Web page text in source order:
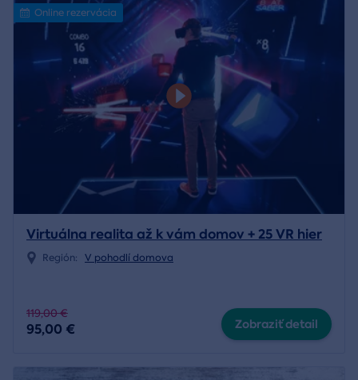
Online rezervácia
Virtuálna realita až k vám domov + 25 VR hier
Región: V pohodlí domova
119,00 €
95,00 € Zobraziť detail